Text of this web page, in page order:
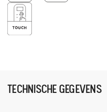
TECHNISCHE GEGEVENS